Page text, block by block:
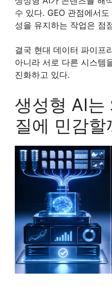
수 있다. GEO 관점에서
성을 유지하는 작업은 점
결국 현대 데이터 파이프
아니라 서로 다른 시스템
진화하고 있다.
생성형 AI는
질에 민감할